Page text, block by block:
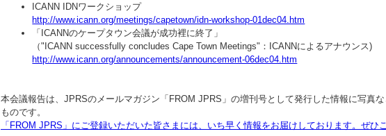
ICANN IDNワークショップ
http://www.icann.org/meetings/capetown/idn-workshop-01dec04.htm
「ICANNのケープタウン会議が成功裡に終了」
（"ICANN successfully concludes Cape Town Meetings"：ICANNによるアナウンス)
http://www.icann.org/announcements/announcement-06dec04.htm
本会議報告は、JPRSのメールマガジン「FROM JPRS」の増刊号として発行した情報に写真
ものです。
「FROM JPRS」にご登録いただいた皆さまには、いち早く情報をお届けしております。ぜひ